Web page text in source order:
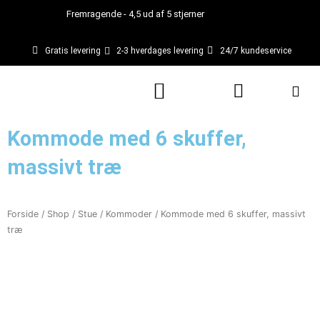
Fremragende - 4,5 ud af 5 stjerner
Gratis levering 2-3 hverdages levering 24/7 kundeservice
Kurv
Kommode med 6 skuffer,
massivt træ
Forside / Shop / Stue / Kommoder / Kommode med 6 skuffer, massivt
træ